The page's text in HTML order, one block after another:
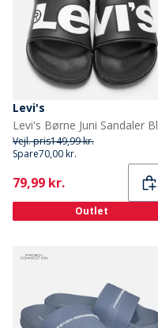
Levi's
Vejl. pris149,99 kr.
Spare70,00 kr.
Current
79,99 kr.
Outlet